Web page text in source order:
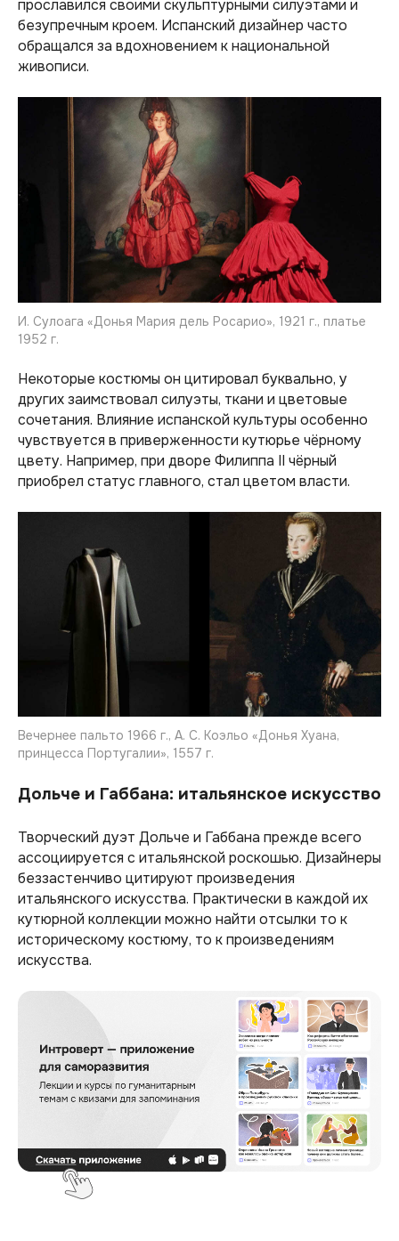
прославился своими скульптурными силуэтами и
безупречным кроем. Испанский дизайнер часто
обращался за вдохновением к национальной
живописи.
И. Сулоага «Донья Мария дель Росарио», 1921 г., платье
1952 г.
Некоторые костюмы он цитировал буквально, у
других заимствовал силуэты, ткани и цветовые
сочетания. Влияние испанской культуры особенно
чувствуется в приверженности кутюрье чёрному
цвету. Например, при дворе Филиппа II чёрный
приобрел статус главного, стал цветом власти.
Вечернее пальто 1966 г., А. С. Коэльо «Донья Хуана,
принцесса Португалии», 1557 г.
Дольче и Габбана: итальянское искусство
Творческий дуэт Дольче и Габбана прежде всего
ассоциируется с итальянской роскошью. Дизайнеры
беззастенчиво цитируют произведения
итальянского искусства. Практически в каждой их
кутюрной коллекции можно найти отсылки то к
историческому костюму, то к произведениям
искусства.